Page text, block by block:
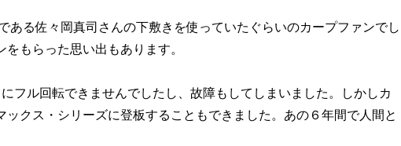
る佐々岡真司さんの下敷きを使っていたぐらいのカープファンでし
もらった思い出もあります。
フル回転できませんでしたし、故障もしてしまいました。しかしカ
クス・シリーズに登板することもできました。あの６年間で人間と